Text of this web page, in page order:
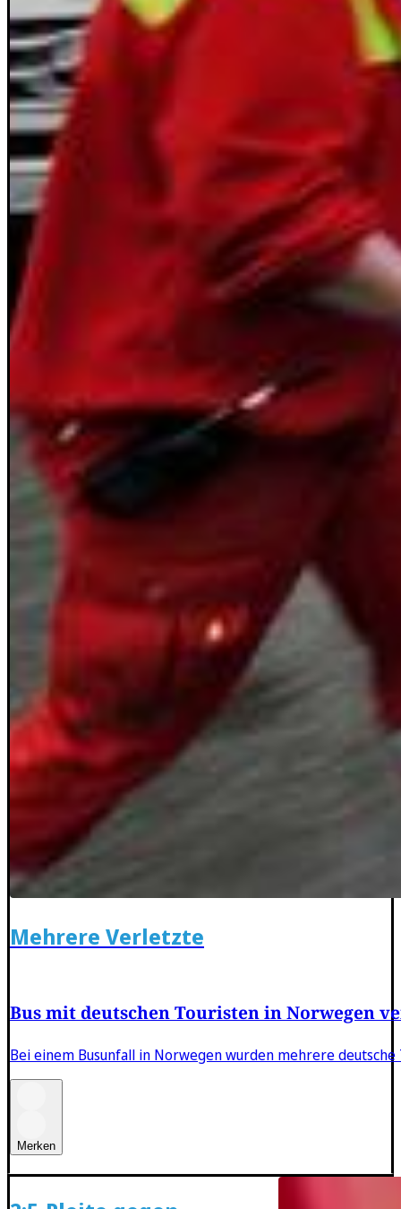
Mehrere Verletzte
Bus mit deutschen Touristen in Norwegen
Bei einem Busunfall in Norwegen wurden mehrere
Merken